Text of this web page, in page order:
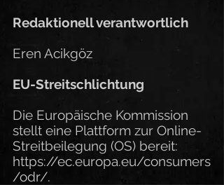
Redaktionell verantwortlich
Eren Acikgöz
EU-Streitschlichtung
Die Europäische Kommission
stellt eine Plattform zur Online-
Streitbeilegung (OS) bereit:
https://ec.europa.eu/consumers
/odr/.